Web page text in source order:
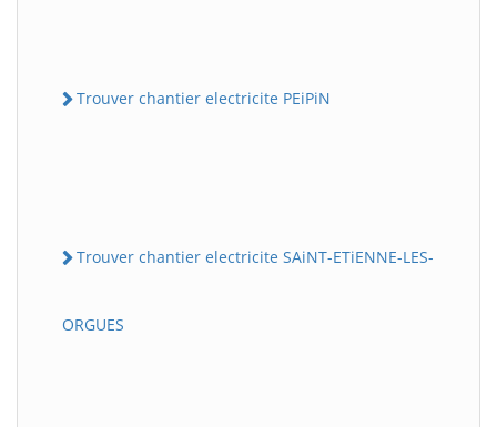
Trouver chantier electricite PEiPiN
Trouver chantier electricite SAiNT-ETiENNE-LES-
ORGUES